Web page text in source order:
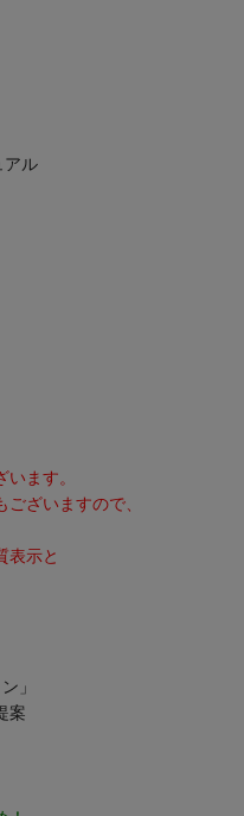
アル
ます。
ざいますので、
表示と
」
案